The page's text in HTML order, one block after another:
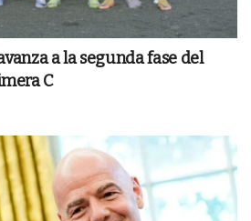
a la segunda fase del
C